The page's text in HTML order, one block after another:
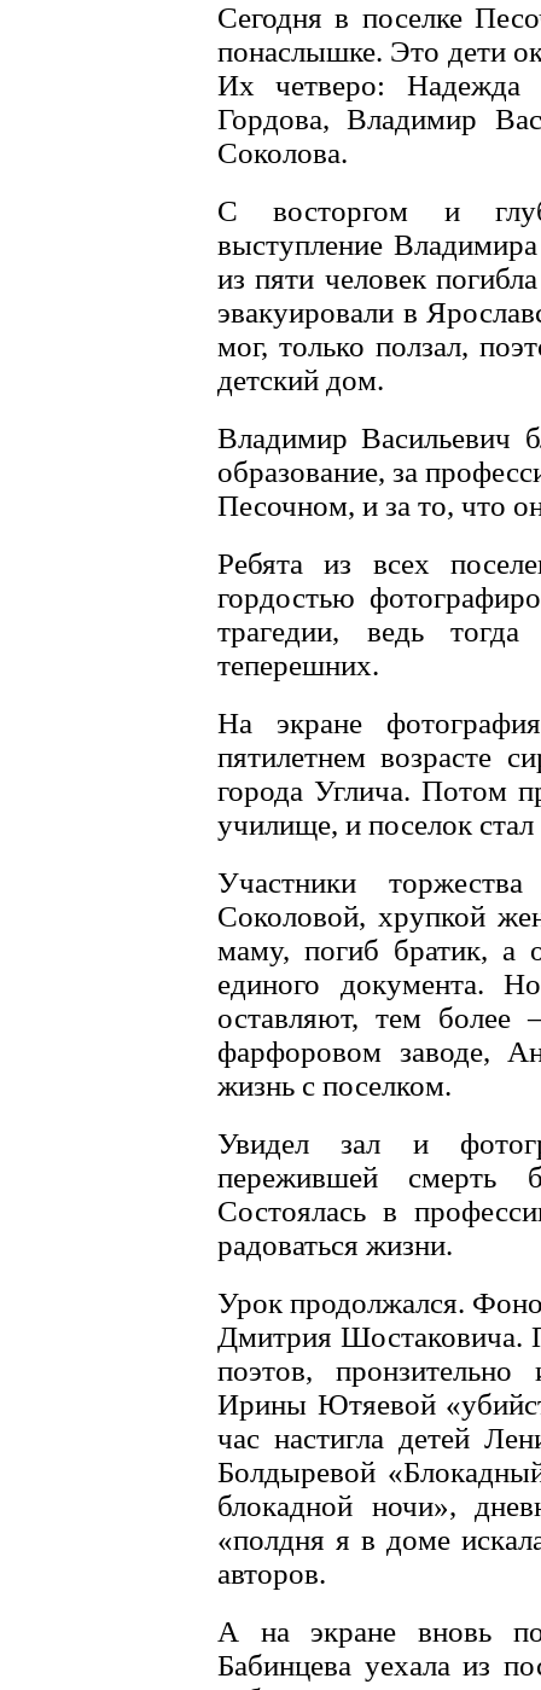
Сегодня в поселке
понаслышке. Это дети
Их четверо: Надежда
Гордова, Владимир
Соколова.
С восторгом и
выступление
из пяти человек
эвакуировали в
мог, только ползал,
детский дом.
Владимир Васильевич
образование, за
Песочном, и за то, что
Ребята из всех
гордостью
трагедии, ведь
теперешних.
На экране
пятилетнем возрасте
города Углича. Потом
училище, и поселок
Участники
Соколовой, хрупкой
маму, погиб братик, а
единого документа.
оставляют, тем
фарфоровом заводе,
жизнь с поселком.
Увидел зал и
пережившей смерть
Состоялась в
радоваться жизни.
Урок продолжался.
Дмитрия Шостаковича.
поэтов,
Ирины Ютяевой
час настигла детей
Болдыревой
блокадной ночи»,
«полдня я в доме
авторов.
А на экране вновь
Бабинцева уехала из